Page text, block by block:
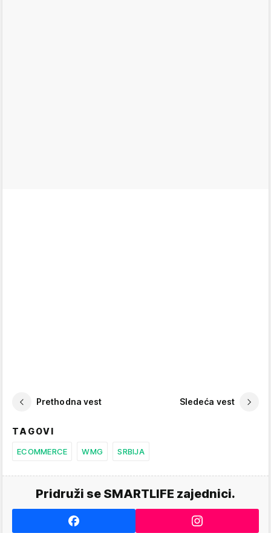
Prethodna vest Sledeća vest
TAGOVI
ECOMMERCE WMG SRBIJA
Pridruži se SMARTLIFE zajednici.